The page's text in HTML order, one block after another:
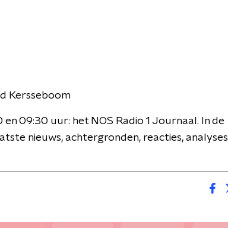
Kersseboom
09:30 uur: het NOS Radio 1 Journaal. In de
nieuws, achtergronden, reacties, analyses